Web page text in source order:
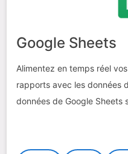
Google Sheets
Alimentez en temps réel
rapports avec les données
données de Google Sheets